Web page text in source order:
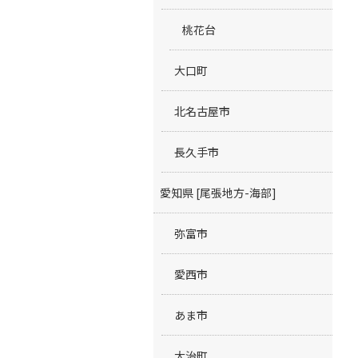
桃花台
大口町
北名古屋市
長久手市
愛知県 [尾張地方-海部]
弥富市
愛西市
あま市